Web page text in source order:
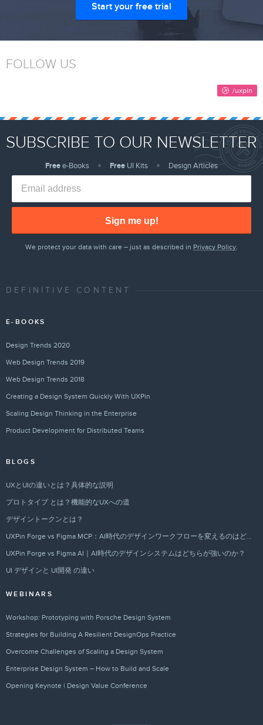
Start your free trial
FOLLOW US
SUBSCRIBE TO OUR NEWSLETTER
Freee-Books Free UI Kits Design Articles
Sign me up!
We protect your data with care – just as described in Privacy Policy.
DEFINITIVE CONTENT
E-BOOKS
Design Trends 2020
Web Design Trends 2019
Web Design Trends 2018
Creating a Design System Quickly With UXPin
Scaling Design Thinking in the Enterprise
Product Development for Distributed Teams
BLOGS
UXとUIの違いとは？具体的な説明
プロトタイプ とは？機能的なUXへの道
デザイントークンとは？
UXPin Forge vs Figma MCP：AI時代のデザインワークフローを変えるのはどちらか？
UXPin Forge vs Figma AI｜AI時代のデザインシステムはどちらが強いのか？
UI デザインと UI開発 の違い
WEBINARS
Workshop: Prototyping with Porsche Design System
Strategies for Building A Resilient DesignOps Practice
Overcome Challenges of Scaling a Design System
Enterprise Design System – How to Build and Scale
Opening Keynote | Design Value Conference